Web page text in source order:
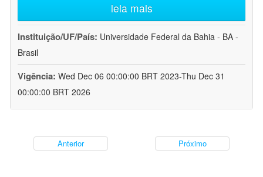
leia mais
Instituição/UF/País: Universidade Federal da Bahia - BA -
Brasil
Vigência: Wed Dec 06 00:00:00 BRT 2023-Thu Dec 31
00:00:00 BRT 2026
Anterior Próximo